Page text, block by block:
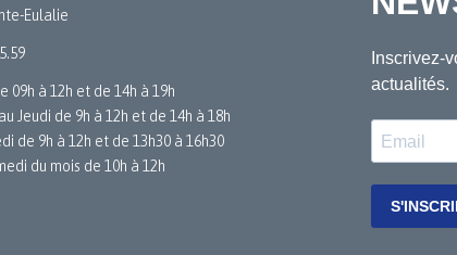
Eulalie
09h à 12h et de 14h à 19h
Jeudi de 9h à 12h et de 14h à 18h
de 9h à 12h et de 13h30 à 16h30
du mois de 10h à 12h